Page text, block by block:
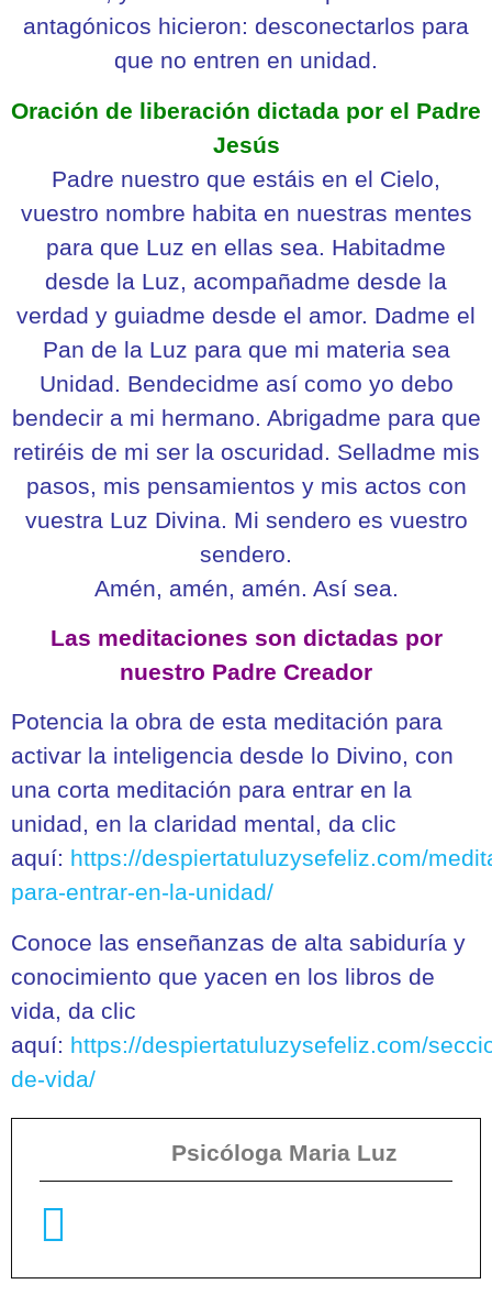
antagónicos hicieron: desconectarlos para
que no entren en unidad.
Oración de liberación dictada por el Padre
Jesús
Padre nuestro que estáis en el Cielo,
vuestro nombre habita en nuestras mentes
para que Luz en ellas sea. Habitadme
desde la Luz, acompañadme desde la
verdad y guiadme desde el amor. Dadme el
Pan de la Luz para que mi materia sea
Unidad. Bendecidme así como yo debo
bendecir a mi hermano. Abrigadme para que
retiréis de mi ser la oscuridad. Selladme mis
pasos, mis pensamientos y mis actos con
vuestra Luz Divina. Mi sendero es vuestro
sendero.
Amén, amén, amén. Así sea.
Las meditaciones son dictadas por
nuestro Padre Creador
Potencia la obra de esta meditación para
activar la inteligencia desde lo Divino, con
una corta meditación para entrar en la
unidad, en la claridad mental, da clic
aquí: https://despiertatuluzysefeliz.com/
para-entrar-en-la-unidad/
Conoce las enseñanzas de alta sabiduría y
conocimiento que yacen en los libros de
vida, da clic
aquí: https://despiertatuluzysefeliz.com/
de-vida/
Psicóloga Maria Luz